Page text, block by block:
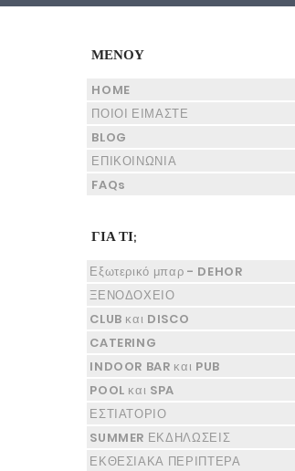
ΜΕΝΟΥ
HOME
ΠΟΙΟΙ ΕΙΜΑΣΤΕ
BLOG
ΕΠΙΚΟΙΝΩΝΙΑ
FAQs
ΓΙΑ ΤΙ;
Εξωτερικό μπαρ - DEHOR
ΞΕΝΟΔΟΧΕΙΟ
CLUB και DISCO
CATERING
INDOOR BAR και PUB
POOL και SPA
ΕΣΤΙΑΤΟΡΙΟ
SUMMER ΕΚΔΗΛΩΣΕΙΣ
ΕΚΘΕΣΙΑΚΑ ΠΕΡΙΠΤΕΡΑ